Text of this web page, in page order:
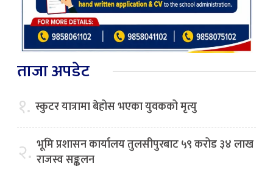
ताजा अपडेट
१. स्कुटर यात्रामा बेहोस भएका युवकको मृत्यु
२. भूमि प्रशासन कार्यालय तुलसीपुरबाट ५९ करोड ३४ लाख
राजस्व सङ्कलन